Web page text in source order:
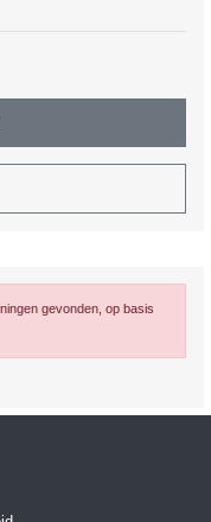
gevonden, op basis